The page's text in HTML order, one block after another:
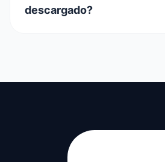
descargado?